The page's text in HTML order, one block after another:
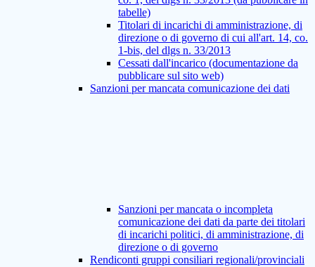
tabelle)
Titolari di incarichi di amministrazione, di
direzione o di governo di cui all'art. 14, co.
1-bis, del dlgs n. 33/2013
Cessati dall'incarico (documentazione da
pubblicare sul sito web)
Sanzioni per mancata comunicazione dei dati
Sanzioni per mancata o incompleta
comunicazione dei dati da parte dei titolari
di incarichi politici, di amministrazione, di
direzione o di governo
Rendiconti gruppi consiliari regionali/provinciali